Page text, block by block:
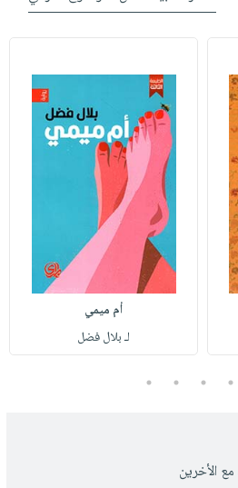
أم ميمي
لـ بلال فضل
2
3
4
5
الأخرين